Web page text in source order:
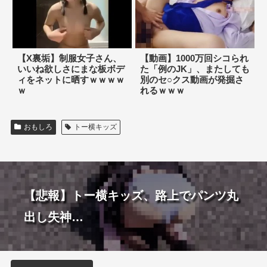
【X裏垢】制服女子さん、
いいね欲しさにまな板ボデ
ィをネットに晒すｗｗｗｗ
ｗ
【動画】1000万回シコられ
た「例のJK」、またしても
別のセ○クス動画が発掘さ
れるｗｗｗ
おもしろ トー横キッズ
【悲報】トー横キッズ、路上でパンツ丸
出し失神…